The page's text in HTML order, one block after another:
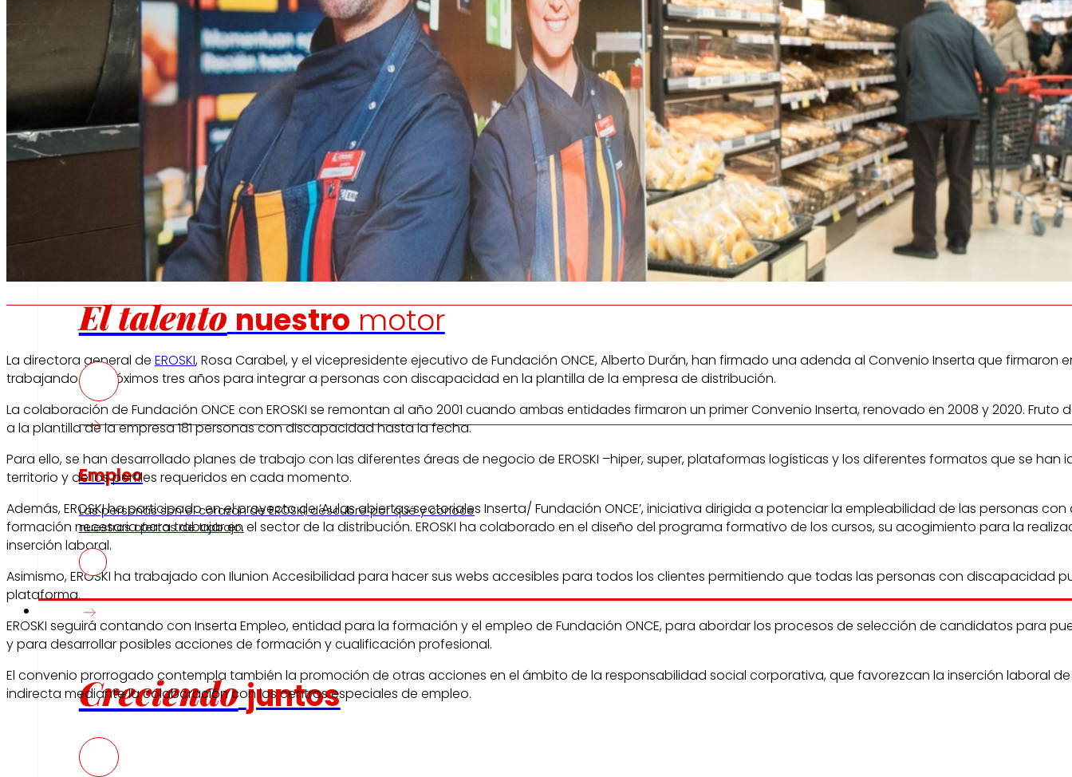
Fomentamos
la
alimentación saludable.
Generamos riqueza local y
solidaridaden el entorno.
Promovemosla
satisfacción y el desarrollo
de laspersonas
trabajadoras.
Escuchamose
informamos a las
personas
Empleo
El talento nuestro motor
Empleo
Las personas son el corazón de EROSKI, descubre por qué y conoce
nuestras ofertas de trabajo.
Inversores
Creciendojuntos
La directora general de EROSKI, Rosa Carabel, y el vicepresidente ejecutivo de Fundación ONCE, Alberto Durán, han firmado una adenda al Convenio Inserta que firmaron
trabajando los próximos tres años para integrar a personas con discapacidad en la plantilla de la empresa de distribución.
La colaboración de Fundación ONCE con EROSKI se remontan al año 2001 cuando ambas entidades firmaron un primer Convenio Inserta, renovado en 2008 y 2020.
a la plantilla de la empresa 181 personas con discapacidad hasta la fecha.
Para ello, se han desarrollado planes de trabajo con las diferentes áreas de negocio de EROSKI –hiper, super, plataformas logísticas y los diferentes formatos que se
territorio y de los perfiles requeridos en cada momento.
Además, EROSKI ha participado en el proyecto de ‘Aulas abiertas sectoriales Inserta/ Fundación ONCE’, iniciativa dirigida a potenciar la empleabilidad de las personas
formación necesaria para trabajar en el sector de la distribución. EROSKI ha colaborado en el diseño del programa formativo de los cursos, su acogimiento para la
inserción laboral.
Asimismo, EROSKI ha trabajado con Ilunion Accesibilidad para hacer sus webs accesibles para todos los clientes permitiendo que todas las personas con discapacidad
plataforma.
EROSKI seguirá contando con Inserta Empleo, entidad para la formación y el empleo de Fundación ONCE, para abordar los procesos de selección de candidatos para
y para desarrollar posibles acciones de formación y cualificación profesional.
El convenio prorrogado contempla también la promoción de otras acciones en el ámbito de la responsabilidad social corporativa, que favorezcan la inserción laboral
indirecta mediante la colaboración con los centros especiales de empleo.